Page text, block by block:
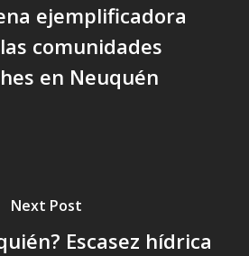
ejemplificadora
comunidades
en Neuquén
Next Post
Escasez hídrica